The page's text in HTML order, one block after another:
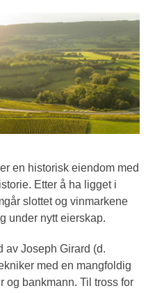
en historisk eiendom med
Etter å ha ligget i
slottet og vinmarkene
under nytt eierskap.
av Joseph Girard (d.
med en mangfoldig
og bankmann. Til tross for